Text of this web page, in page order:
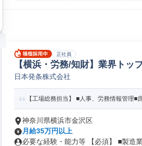
正社員
【横浜・労務/知財】業界トッ
許/商標コンサルタント
日本発条株式会社
【工場総務担当】 ■人事、労務情報管理
神奈川県横浜市金沢区
月給35万円以上
必要な経験・能力等 【必須】 ■製造